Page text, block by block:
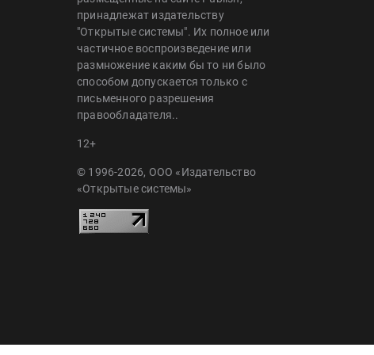
принадлежат издательству
"Открытые системы". Их полное или
частичное воспроизведение или
размножение каким бы то ни было
способом допускается только с
письменного разрешения
правообладателя..
12+
© 1996-2026, ООО «Издательство
«Открытые системы»